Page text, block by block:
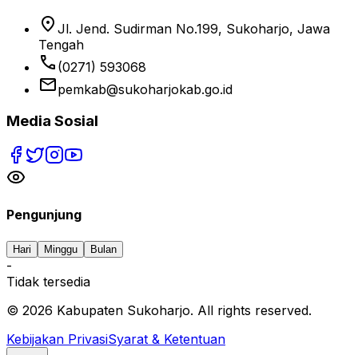
location_on Jl. Jend. Sudirman No.199, Sukoharjo, Jawa
Tengah
phone (0271) 593068
emailpemkab@sukoharjokab.go.id
Media Sosial
Pengunjung
Hari Minggu Bulan
-
Tidak tersedia
© 2026 Kabupaten Sukoharjo. All rights reserved.
Kebijakan PrivasiSyarat & Ketentuan